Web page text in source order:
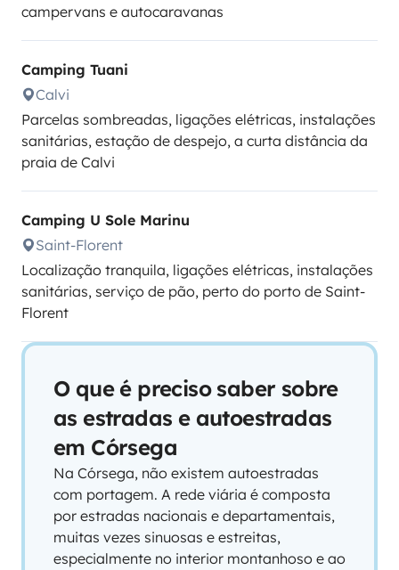
campervans e autocaravanas
Camping Tuani
Calvi
Parcelas sombreadas, ligações elétricas, instalações
sanitárias, estação de despejo, a curta distância da
praia de Calvi
Camping U Sole Marinu
Saint-Florent
Localização tranquila, ligações elétricas, instalações
sanitárias, serviço de pão, perto do porto de Saint-
Florent
O que é preciso saber sobre
as estradas e autoestradas
em Córsega
Na Córsega, não existem autoestradas
com portagem. A rede viária é composta
por estradas nacionais e departamentais,
muitas vezes sinuosas e estreitas,
especialmente no interior montanhoso e ao